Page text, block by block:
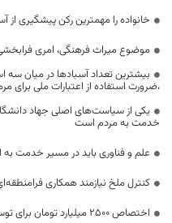
خانواده را مهمترین رکن پیشگیری
موضوع میراث فرهنگی، امری
بیشترین تعداد آسبادها در میان
،ضرورت استفاده از اعتبارات ملی برای
یکی از سیاست‌های اصلی جهاد
خدمت به مردم است
علم و فناوری باید در مسیر خدمت به
کنترل ملخ نیازمند همکاری
اختصاص 2500 میلیارد تومان برای توسعه راه‌های دوبانده خراسان جنوبی